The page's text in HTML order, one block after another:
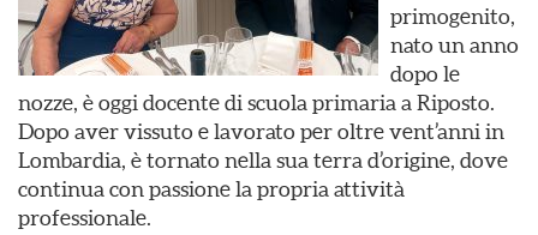
primogenito,
nato un anno
dopo le
nozze, è oggi docente di scuola primaria a Riposto.
Dopo aver vissuto e lavorato per oltre vent’anni in
Lombardia, è tornato nella sua terra d’origine, dove
continua con passione la propria attività
professionale.